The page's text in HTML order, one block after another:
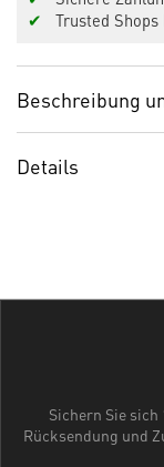
✔
Trusted Shops
Beschreibung
Details
Sichern Sie
Rücksendung und